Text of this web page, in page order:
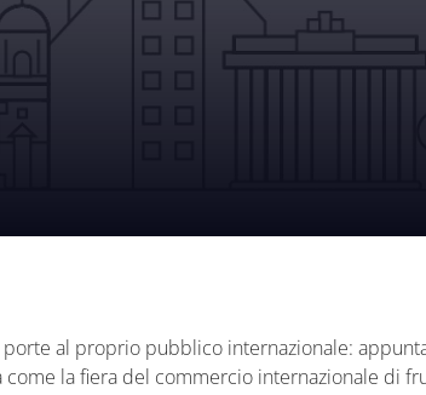
al proprio pubblico internazionale:
la fiera del commercio internazionale di